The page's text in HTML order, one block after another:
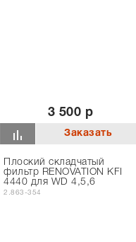
3 500 р
Плоский складчатый
фильтр RENOVATION KFI
4440 для WD 4,5,6
2.863-354